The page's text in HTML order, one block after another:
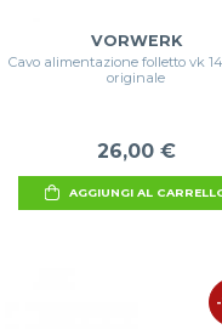
VORWERK
Cavo alimentazione folletto vk
originale
26,00 €
AGGIUNGI AL